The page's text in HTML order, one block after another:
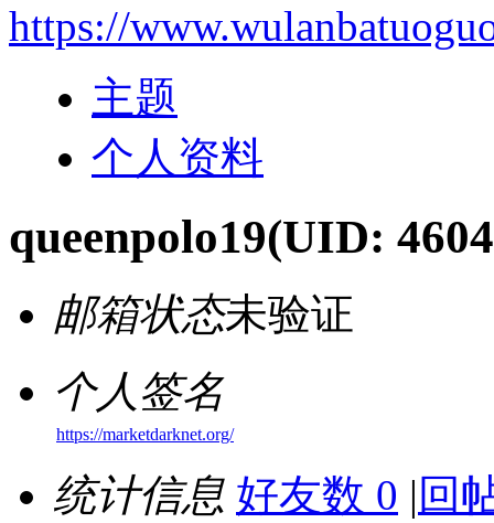
https://
主题
个人资料
queenpolo19(UID:
邮箱状态未验证
个人签名
https://marketdarknet.org/
统计信息 好友数 0 | 回